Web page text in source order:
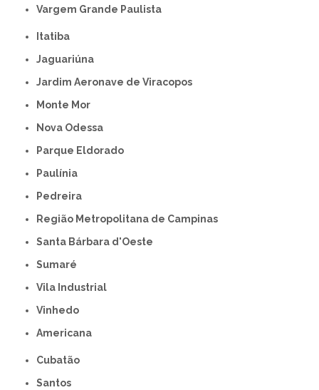
Vargem Grande Paulista
Itatiba
Jaguariúna
Jardim Aeronave de Viracopos
Monte Mor
Nova Odessa
Parque Eldorado
Paulínia
Pedreira
Região Metropolitana de Campinas
Santa Bárbara d'Oeste
Sumaré
Vila Industrial
Vinhedo
americana
Cubatão
Santos